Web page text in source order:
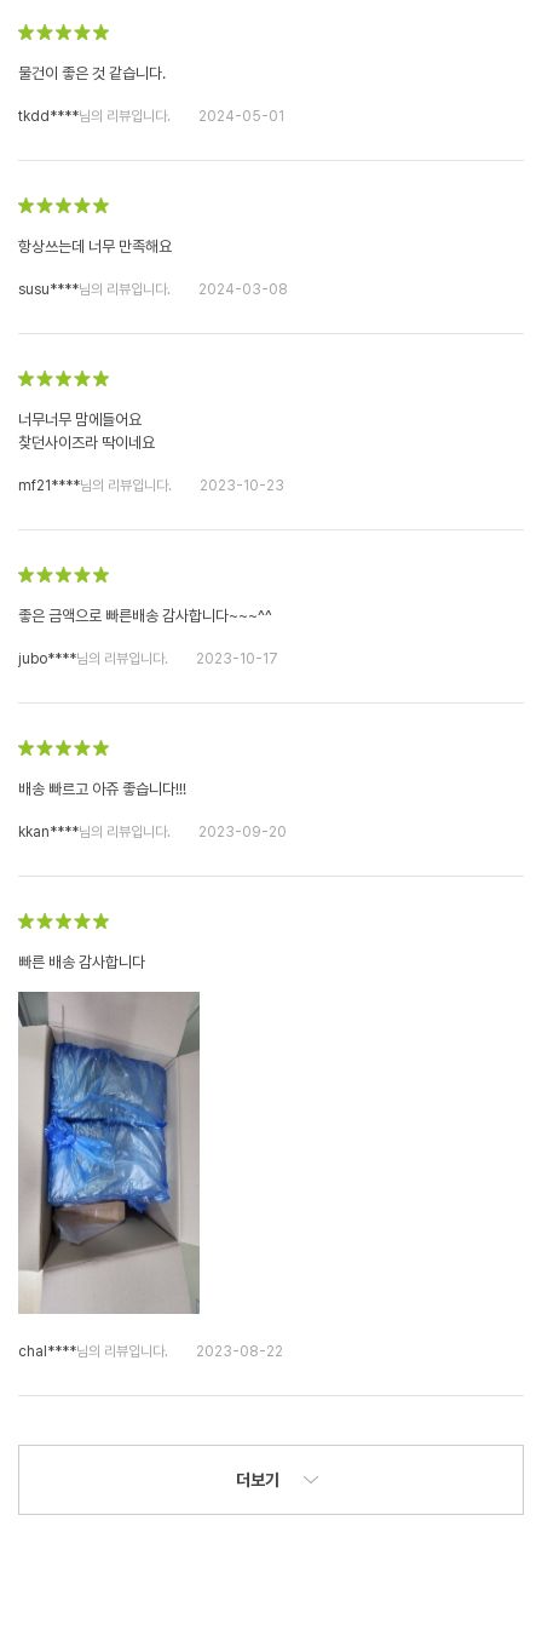
물건이 좋은 것 같습니다.
tkdd****님의 리뷰입니다. 2024-05-01
항상쓰는데 너무 만족해요
susu****님의 리뷰입니다. 2024-03-08
너무너무 맘에들어요
찾던사이즈라 딱이네요
mf21****님의 리뷰입니다. 2023-10-23
좋은 금액으로 빠른배송 감사합니다~~~^^
jubo****님의 리뷰입니다. 2023-10-17
배송 빠르고 아쥬 좋습니다!!!
kkan****님의 리뷰입니다. 2023-09-20
빠른 배송 감사합니다
chal****님의 리뷰입니다. 2023-08-22
더보기